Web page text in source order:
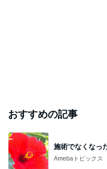
おすすめの記事
施術でなくなっ
Amebaトピックス